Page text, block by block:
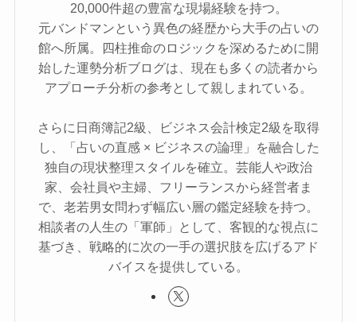
20,000件超の豊富な現場経験を持つ。
元バンドマンという異色の経歴から大手の占いの
館へ所属。四柱推命のロジックを深めるために開
始した運勢分析ブログは、現在も多くの読者から
アプローチ分析の参考として親しまれている。
さらに日商簿記2級、ビジネス会計検定2級を取得
し、「占いの直感 × ビジネスの論理」を融合した
独自の現状整理スタイルを確立。芸能人や政治
家、会社員や主婦、フリーランスから経営者ま
で、老若男女問わず幅広い層の鑑定経験を持つ。
相談者の人生の「軍師」として、客観的な視点に
基づき、戦略的に次の一手の選択肢を広げるアド
バイスを提供している。